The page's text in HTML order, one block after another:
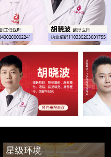
星级环境